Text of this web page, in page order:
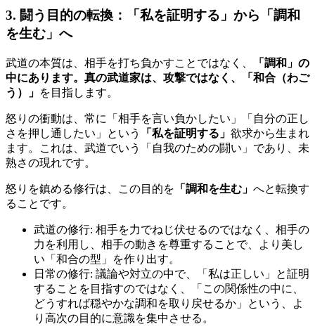
3. 闘う目的の転換：「私を証明する」から「調和
を生む」へ
武道の本質は、相手を打ち負かすことではなく、
「調和」の
中にあります。真の武道家は、攻撃ではなく、「和合（わご
う）」 を目指します。
怒りの衝動は、常に「相手を言い負かしたい」「自分の正し
さを押し通したい」という
「私を証明する」 欲求から生まれ
ます。これは、武道でいう「自我のための闘い」であり、未
熟さの現れです。
怒りを鎮める修行は、この目的を 「調和を生む」 へと転換す
ることです。
武道の修行: 相手を力でねじ伏せるのではなく、相手の
力を利用し、相手の動きを尊重することで、より美し
い「和合の型」を作り出す。
日常の修行: 議論や対立の中で、「私は正しい」と証明
することを目指すのではなく、「この関係性の中に、
どうすれば穏やかな調和を取り戻せるか」という、よ
り高次の目的に意識を集中させる。